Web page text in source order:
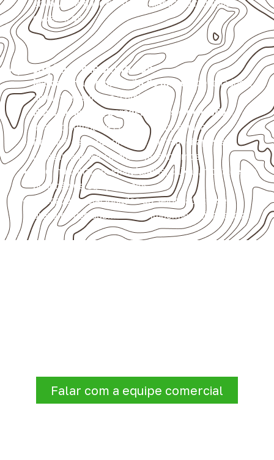
envolva carga, exposição intensa ou requisitos
específicos.
Aplicações relacionadas
Marcenaria e fabricação de móveis
destinados a
ambientes sujeitos à umidade.
Revestimentos, paredes, pisos e divisórias ,
quando compatíveis com a ficha técnica.
Projetos de transporte que utilizam chapas em
revestimentos e componentes internos.
Uso industrial em embalagens, caixas, montagem e
proteção de equipamentos.
Aplicações relacionadas ao setor náutico, sem
presumir uso submerso ou impermeabilidade total.
Falar com a equipe comercial